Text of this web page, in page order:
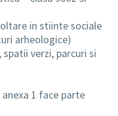
in stiinte sociale
arheologice)
verzi, parcuri si
1 face parte